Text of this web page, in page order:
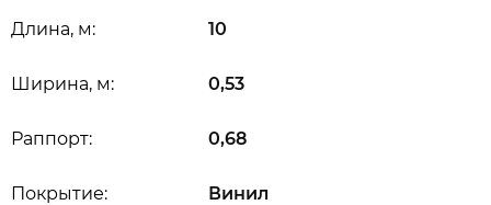
Длина, м: 10
Ширина, м: 0,53
Раппорт: 0,68
Покрытие: Винил